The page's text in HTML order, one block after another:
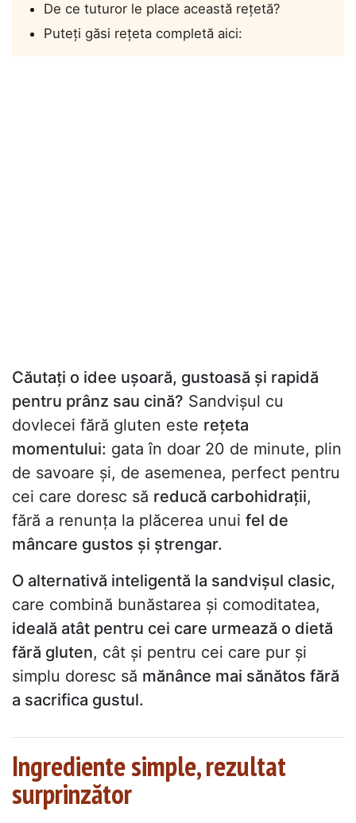
De ce tuturor le place această rețetă?
Puteți găsi rețeta completă aici:
Căutați o idee ușoară, gustoasă și rapidă
pentru prânz sau cină? Sandvișul cu
dovlecei fără gluten este rețeta
momentului: gata în doar 20 de minute, plin
de savoare și, de asemenea, perfect pentru
cei care doresc să reducă carbohidrații,
fără a renunța la plăcerea unui fel de
mâncare gustos și ștrengar.
O alternativă inteligentă la sandvișul clasic,
care combină bunăstarea și comoditatea,
ideală atât pentru cei care urmează o dietă
fără gluten, cât și pentru cei care pur și
simplu doresc să mănânce mai sănătos fără
a sacrifica gustul.
Ingrediente simple, rezultat
surprinzător